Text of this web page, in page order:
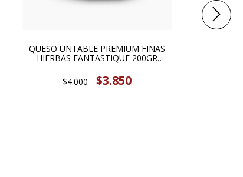
QUESO UNTABLE PREMIUM FINAS
HIERBAS FANTASTIQUE 200GR
$4.000
$3.850